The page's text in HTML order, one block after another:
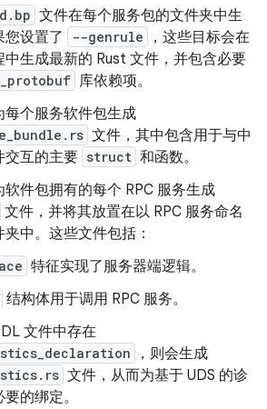
文件在每个服务包的文件夹中生
您设置了
--genrule
，这些目标会在
中生成最新的 Rust 文件，并包含必要
库依赖项。
每个服务软件包生成
文件，其中包含用于与中
交互的主要 struct 和函数。
软件包拥有的每个 RPC 服务生成
文件，并将其放置在以 RPC 服务命名
夹中。这些文件包括：
特征实现了服务器端逻辑。
结构体用于调用 RPC 服务。
文件中存在
，则会生成
文件，从而为基于 UDS 的诊
的绑定。